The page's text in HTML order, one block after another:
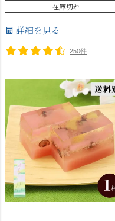
在庫切れ
詳細を見る
250件